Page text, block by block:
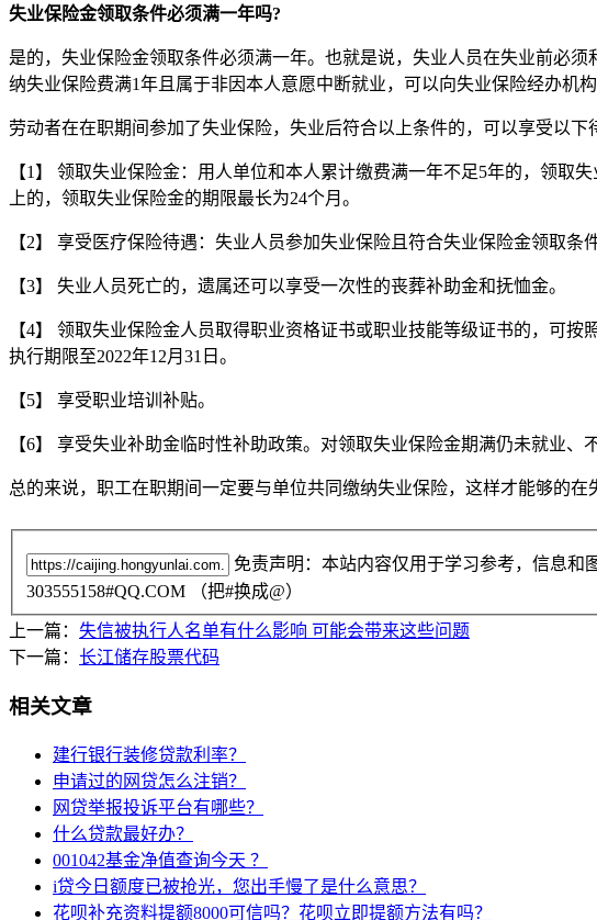
失业保险金领取条件必须满一年吗?
是的，失业保险金领取条件必须满一年。也就是说，失业人员在失业前必
纳失业保险费满1年且属于非因本人意愿中断就业，可以向失业保险经办机构
劳动者在在职期间参加了失业保险，失业后符合以上条件的，可以享受以下
【1】 领取失业保险金：用人单位和本人累计缴费满一年不足5年的，领取
上的，领取失业保险金的期限最长为24个月。
【2】 享受医疗保险待遇：失业人员参加失业保险且符合失业保险金领取
【3】 失业人员死亡的，遗属还可以享受一次性的丧葬补助金和抚恤金。
【4】 领取失业保险金人员取得职业资格证书或职业技能等级证书的，可
执行期限至2022年12月31日。
【5】 享受职业培训补贴。
【6】 享受失业补助金临时性补助政策。对领取失业保险金期满仍未就业
总的来说，职工在职期间一定要与单位共同缴纳失业保险，这样才能够的
免责声明：本站内容仅用于学习参考，信息
303555158#QQ.COM （把#换成@）
上一篇： 失信被执行人名单有什么影响 可能会带来这些问题
下一篇： 长江储存股票代码
相关文章
建行银行装修贷款利率？
申请过的网贷怎么注销？
网贷举报投诉平台有哪些？
什么贷款最好办？
001042基金净值查询今天 ？
i贷今日额度已被抢光，您出手慢了是什么意思？
花呗补充资料提额8000可信吗？花呗立即提额方法有吗？